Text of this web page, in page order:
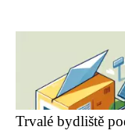
Trvalé bydliště